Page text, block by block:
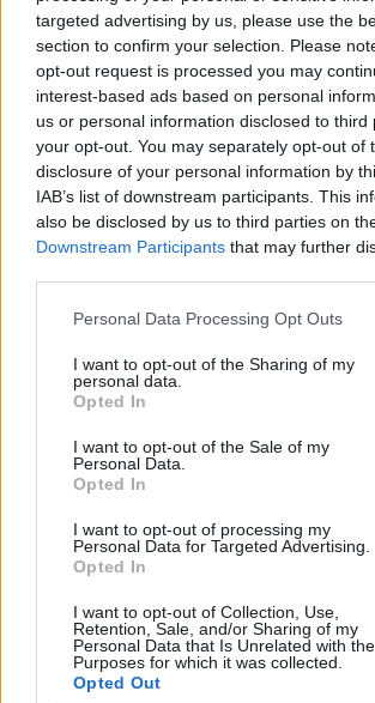
targeted advertising by us, please use the
section to confirm your selection. Please
opt-out request is processed you may
interest-based ads based on personal
us or personal information disclosed to third
your opt-out. You may separately opt-out of
disclosure of your personal information by
IAB’s list of downstream participants. This
also be disclosed by us to third parties on
Downstream Participants that may further
Personal Data Processing Opt Outs
I want to opt-out of the Sharing of my
personal data.
Opted In
I want to opt-out of the Sale of my
Personal Data.
Opted In
I want to opt-out of processing my
Personal Data for Targeted Advertising.
Opted In
I want to opt-out of Collection, Use,
Retention, Sale, and/or Sharing of my
Personal Data that Is Unrelated with the
Purposes for which it was collected.
Opted Out
engedélyekből azonban még nem
egyértelműen, hogy más
migráció, vagy inkább a már ottani,
építési kedve eredményezi a
a kisebb településeken. Az elmúlt
változásait tekintve azonban
nagyvárosok agglomerációinak az
felfedezése". A Takarék Index
rávilágítanak, hogy a legtöbb
viszont a Balaton közelsége miatt
megyében épül, második helyen
megye sem.
elmúlt egy év legkülöngesebb piaci
elmaradhatatlan üzleti networking!
kattints!Információ és
beindultak az építkezések Komoly
építési engedélyekben a 2020 januárjától
százalékról 27 százalékra), majd 2021
KEDVES OLVASÓNK!